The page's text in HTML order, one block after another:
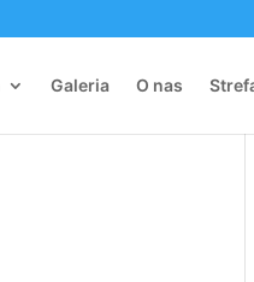
Galeria O nas